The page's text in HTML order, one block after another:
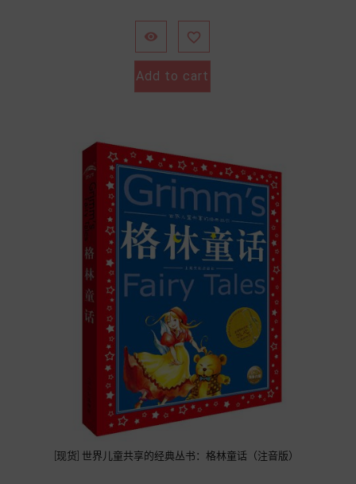
 
Add to cart
[现货] 世界儿童共享的经典丛书：格林童话（注音版）